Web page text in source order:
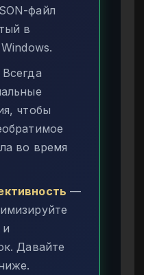
файл
в
чтобы
во время
—
и
Давайте